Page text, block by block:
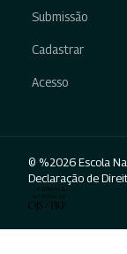
Submissão
Cadastrar
Acesso
© %2026 Escola
Declaração de